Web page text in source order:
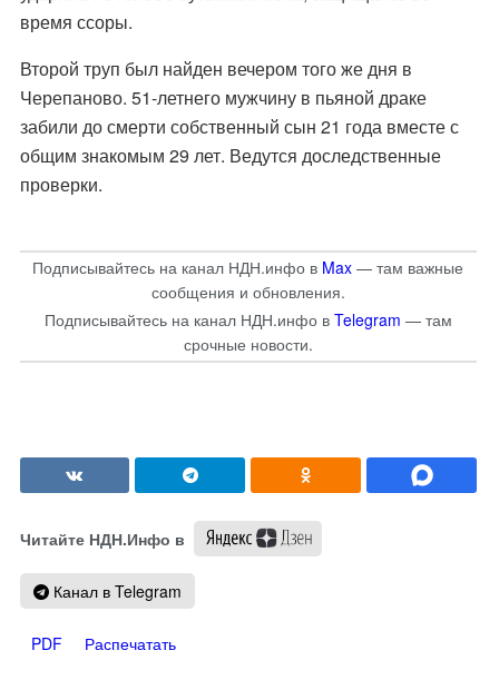
время ссоры.
Второй труп был найден вечером того же дня в
Черепаново. 51-летнего мужчину в пьяной драке
забили до смерти собственный сын 21 года вместе с
общим знакомым 29 лет. Ведутся доследственные
проверки.
Подписывайтесь на канал НДН.инфо в Max — там важные
сообщения и обновления.
Подписывайтесь на канал НДН.инфо в Telegram — там
срочные новости.
Читайте НДН.Инфо в
Канал в Telegram
PDF Распечатать